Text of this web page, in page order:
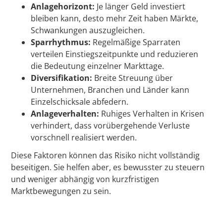
Anlagehorizont: Je länger Geld investiert
bleiben kann, desto mehr Zeit haben Märkte,
Schwankungen auszugleichen.
Sparrhythmus: Regelmäßige Sparraten
verteilen Einstiegszeitpunkte und reduzieren
die Bedeutung einzelner Markttage.
Diversifikation: Breite Streuung über
Unternehmen, Branchen und Länder kann
Einzelschicksale abfedern.
Anlageverhalten: Ruhiges Verhalten in Krisen
verhindert, dass vorübergehende Verluste
vorschnell realisiert werden.
Diese Faktoren können das Risiko nicht vollständig
beseitigen. Sie helfen aber, es bewusster zu steuern
und weniger abhängig von kurzfristigen
Marktbewegungen zu sein.